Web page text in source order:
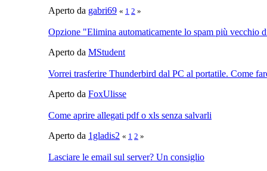
Aperto da gabri69 « 1 2 »
Opzione "Elimina automaticamente lo spam più vecchio
Aperto da MStudent
Vorrei trasferire Thunderbird dal PC al portatile. Come
Aperto da FoxUlisse
Come aprire allegati pdf o xls senza salvarli
Aperto da 1gladis2 « 1 2 »
Lasciare le email sul server? Un consiglio